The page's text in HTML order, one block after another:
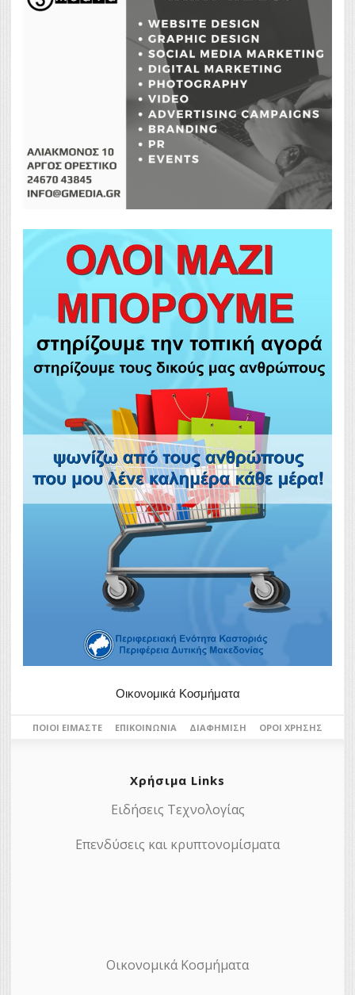
Οικονομικά Κοσμήματα
ΠΟΙΟΙ ΕΊΜΑΣΤΕ ΕΠΙΚΟΙΝΩΝΊΑ ΔΙΑΦΉΜΙΣΗ ΌΡΟΙ ΧΡΉΣΗΣ
Χρήσιμα Links
Ειδήσεις Τεχνολογίας
Επενδύσεις και κρυπτονομίσματα
Οικονομικά Κοσμήματα